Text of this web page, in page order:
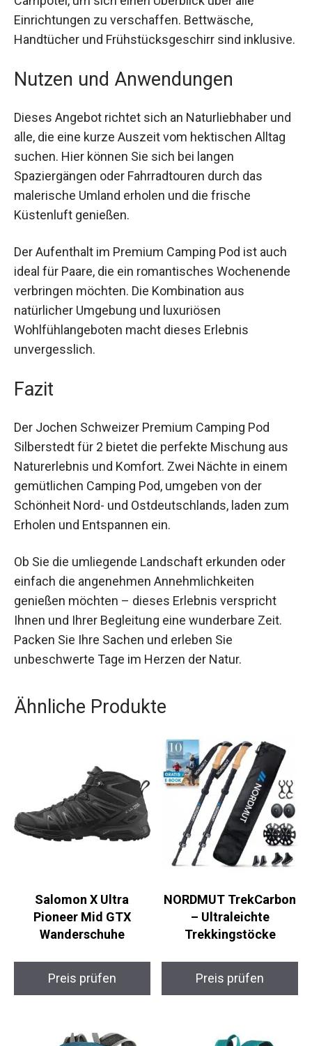
baumeln lassen. Bei Anreise erhalten Sie einen
Rundgang durch das Campotel, um sich einen
Überblick über alle Einrichtungen zu verschaffen.
sind inklusive.
Nutzen und Anwendungen
Dieses Angebot richtet sich an Naturliebhaber
und alle, die eine kurze Auszeit vom hektischen
Alltag suchen. Hier können Sie sich bei langen
Spaziergängen oder Fahrradtouren durch das
Der Aufenthalt im Premium Camping Pod ist auch
ideal für Paare, die ein romantisches
Wochenende verbringen möchten. Die
Kombination aus natürlicher Umgebung und
Erlebnis unvergesslich.
Fazit
Der Jochen Schweizer Premium Camping Pod
Silberstedt für 2 bietet die perfekte Mischung
aus Naturerlebnis und Komfort. Zwei Nächte in
einem gemütlichen Camping Pod, umgeben von
zum Erholen und Entspannen ein.
Ob Sie die umliegende Landschaft erkunden oder
einfach die angenehmen Annehmlichkeiten
genießen möchten – dieses Erlebnis verspricht
Ihnen und Ihrer Begleitung eine wunderbare Zeit.
unbeschwerte Tage im Herzen der Natur.
Ähnliche Produkte
Salomon X Ultra
Pioneer Mid GTX
Wanderschuhe
NORDMUT
TrekCarbon –
Ultraleichte
Trekkingstöcke
Preis prüfen